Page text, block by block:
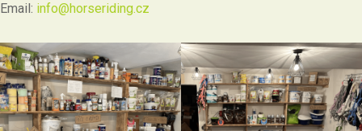
Email: info@horseriding.cz